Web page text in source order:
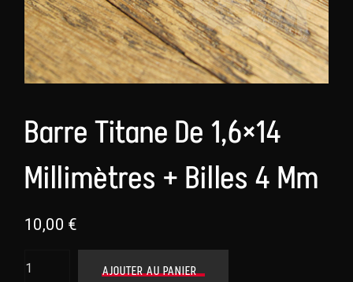
Barre Titane De 1,6×14
Millimètres + Billes 4 Mm
10,00 €
AJOUTER AU PANIER